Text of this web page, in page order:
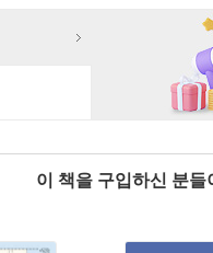
이 책을 구입하신 분